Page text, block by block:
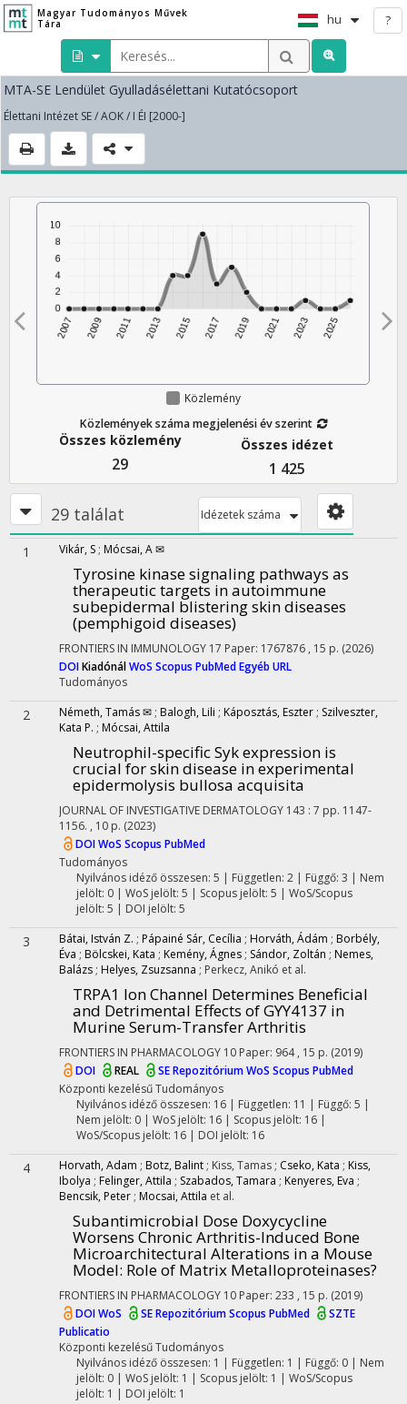
Magyar Tudományos Művek
Tára
hu ?
MTA-SE Lendület Gyulladásélettani Kutatócsoport
Élettani Intézet SE / AOK / I ÉI [2000-]
Közlemény
Közlemények száma megjelenési év szerint
Összes közlemény
29
Összes idézet
1 425
29 találat Idézetek száma
1 Vikár, S ; Mócsai, A ✉
Tyrosine kinase signaling pathways as
therapeutic targets in autoimmune
subepidermal blistering skin diseases
(pemphigoid diseases)
FRONTIERS IN IMMUNOLOGY 17 Paper: 1767876 , 15 p. (2026)
DOIKiadónálWoS Scopus PubMedEgyéb URL
Tudományos
2 Németh, Tamás ✉ ; Balogh, Lili ; Káposztás, Eszter ; Szilveszter,
Kata P. ; Mócsai, Attila
Neutrophil-specific Syk expression is
crucial for skin disease in experimental
epidermolysis bullosa acquisita
JOURNAL OF INVESTIGATIVE DERMATOLOGY 143 : 7 pp. 1147-
1156. , 10 p. (2023)
DOIWoS Scopus PubMed
Tudományos
Nyilvános idéző összesen: 5 | Független: 2 | Függő: 3 | Nem
jelölt: 0 | WoS jelölt: 5 | Scopus jelölt: 5 | WoS/Scopus
jelölt: 5 | DOI jelölt: 5
3 Bátai, István Z. ; Pápainé Sár, Cecília ; Horváth, Ádám ; Borbély,
Éva ; Bölcskei, Kata ; Kemény, Ágnes ; Sándor, Zoltán ; Nemes,
Balázs ; Helyes, Zsuzsanna ; Perkecz, Anikó et al.
TRPA1 Ion Channel Determines Beneficial
and Detrimental Effects of GYY4137 in
Murine Serum-Transfer Arthritis
FRONTIERS IN PHARMACOLOGY 10 Paper: 964 , 15 p. (2019)
DOI
REAL SE RepozitóriumWoS Scopus PubMed
Központi kezelésűTudományos
Nyilvános idéző összesen: 16| Független: 11 | Függő: 5 |
Nem jelölt: 0 | WoS jelölt: 16 | Scopus jelölt: 16 |
WoS/Scopus jelölt: 16 | DOI jelölt: 16
4 Horvath, Adam ; Botz, Balint ; Kiss, Tamas ; Cseko, Kata ; Kiss,
Ibolya ; Felinger, Attila ; Szabados, Tamara ; Kenyeres, Eva ;
Bencsik, Peter ; Mocsai, Attila et al.
Subantimicrobial Dose Doxycycline
Worsens Chronic Arthritis-Induced Bone
Microarchitectural Alterations in a Mouse
Model: Role of Matrix Metalloproteinases?
FRONTIERS IN PHARMACOLOGY 10 Paper: 233 , 15 p. (2019)
DOIWoS SE RepozitóriumScopus PubMed
SZTE
Publicatio
Központi kezelésűTudományos
Nyilvános idéző összesen: 1 | Független: 1 | Függő: 0 | Nem
jelölt: 0 | WoS jelölt: 1 | Scopus jelölt: 1 | WoS/Scopus
jelölt: 1 | DOI jelölt: 1